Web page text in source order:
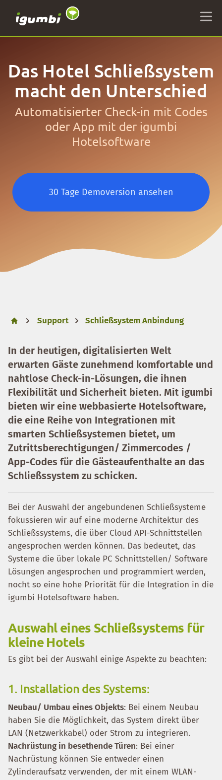
Das Hotel Schließsystem
macht den Unterschied
Automatisierter Check-in mit Codes
oder App mit der igumbi
Hotelsoftware
30 Tage Demoversion ansehen
Support Schließsystem Anbindung
In der heutigen, digitalisierten Welt
erwarten Gäste zunehmend komfortable und
nahtlose Check-in-Lösungen, die ihnen
Flexibilität und Sicherheit bieten. Mit igumbi
bieten wir eine webbasierte Hotelsoftware,
die eine Reihe von Integrationen mit
smarten Schließsystemen bietet, um
Zutrittsberechtigungen/ Zimmercodes /
App-Codes für die Gästeaufenthalte an das
Schließssystem zu schicken.
Bei der Auswahl der angebundenen Schließsysteme
fokussieren wir auf eine moderne Architektur des
Schließssystems, die über Cloud API-Schnittstellen
angesprochen werden können. Das bedeutet, das
Systeme die über lokale PC Schnittstellen/ Software
Lösungen angesprochen und programmiert werden,
nocht so eine hohe Priorität für die Integration in die
igumbi Hotelsoftware haben.
Auswahl eines Schließsystems für
kleine Hotels
Es gibt bei der Auswahl einige Aspekte zu beachten:
1. Installation des Systems:
Neubau/ Umbau eines Objekts: Bei einem Neubau
haben Sie die Möglichkeit, das System direkt über
LAN (Netzwerkkabel) oder Strom zu integrieren.
Nachrüstung in besethende Türen: Bei einer
Nachrüstung können Sie entweder einen
Zylinderaufsatz verwenden, der mit einem WLAN-